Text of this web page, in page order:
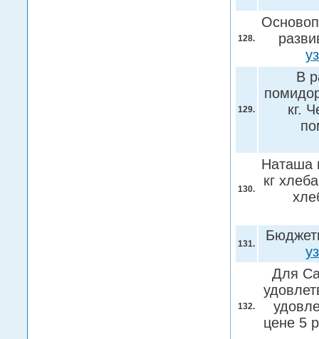
128.
129.
В
кг.
130.
Наташа
кг
131.
132.
Для
цене 5